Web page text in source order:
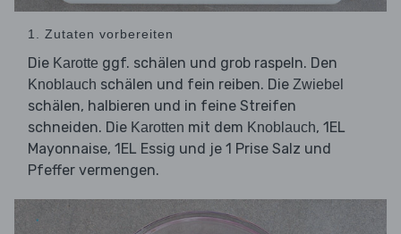
1. Zutaten vorbereiten
Die Karotte ggf. schälen und grob raspeln. Den
Knoblauch schälen und fein reiben. Die Zwiebel
schälen, halbieren und in feine Streifen
schneiden. Die Karotten mit dem Knoblauch, 1EL
Mayonnaise, 1EL Essig und je 1 Prise Salz und
Pfeffer vermengen.